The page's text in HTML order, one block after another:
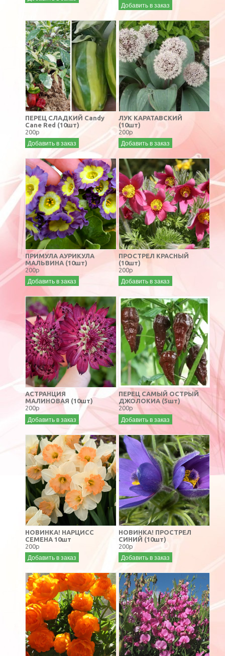
Добавить в заказ
ПЕРЕЦ СЛАДКИЙ Candy
Cane Red (10шт)
200р
Добавить в заказ
ЛУК КАРАТАВСКИЙ
(10шт)
200р
Добавить в заказ
ПРИМУЛА АУРИКУЛА
МАЛЬВИНА (10шт)
200р
Добавить в заказ
ПРОСТРЕЛ КРАСНЫЙ
(10шт)
200р
Добавить в заказ
АСТРАНЦИЯ
МАЛИНОВАЯ (10шт)
200р
Добавить в заказ
ПЕРЕЦ САМЫЙ ОСТРЫЙ
ДЖОЛОКИА (5шт)
200р
Добавить в заказ
НОВИНКА! НАРЦИСС
СЕМЕНА 10шт
200р
Добавить в заказ
НОВИНКА! ПРОСТРЕЛ
СИНИЙ (10шт)
200р
Добавить в заказ